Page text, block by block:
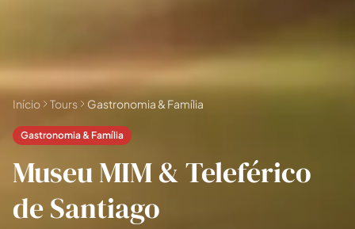
Início Tours Gastronomia & Família
Gastronomia & Família
Museu MIM & Teleférico
de Santiago